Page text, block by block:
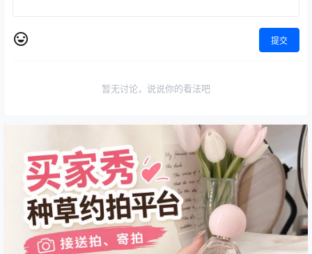
提交
暂无讨论，说说你的看法吧